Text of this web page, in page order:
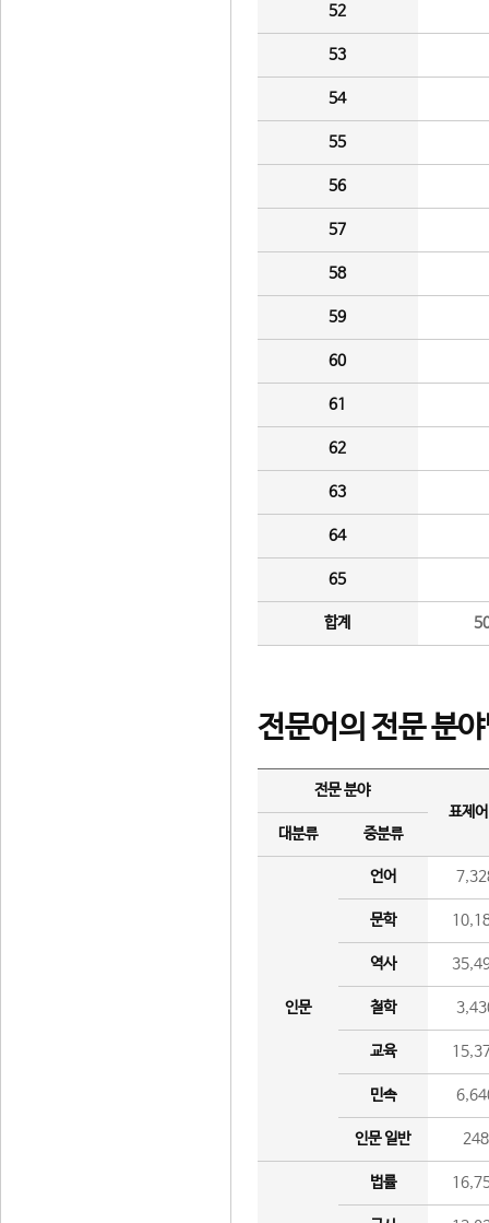
52
53
54
55
56
57
58
59
60
61
62
63
64
65
합계
전문어의 전문 분
전문 분야
표제
대분류
중분류
인문
언어
문학
역사
철학
교육
민속
인문 일반 248
법률